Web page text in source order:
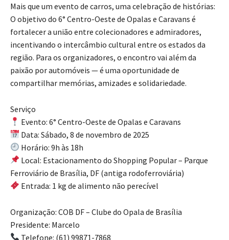
Mais que um evento de carros, uma celebração de histórias:
O objetivo do 6° Centro-Oeste de Opalas e Caravans é
fortalecer a união entre colecionadores e admiradores,
incentivando o intercâmbio cultural entre os estados da
região. Para os organizadores, o encontro vai além da
paixão por automóveis — é uma oportunidade de
compartilhar memórias, amizades e solidariedade.
Serviço
Evento: 6° Centro-Oeste de Opalas e Caravans
Data: Sábado, 8 de novembro de 2025
Horário: 9h às 18h
Local: Estacionamento do Shopping Popular – Parque
Ferroviário de Brasília, DF (antiga rodoferroviária)
Entrada: 1 kg de alimento não perecível
Organização: COB DF – Clube do Opala de Brasília
Presidente: Marcelo
Telefone: (61) 99871-7868